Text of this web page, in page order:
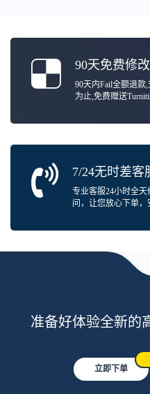
90天免费修改
90天内Fail全额退款
为止,免费赠送
7/24无时差客
专业客服24小时全
问，让您放心下单，
准备好体验全新的
立即下单
-